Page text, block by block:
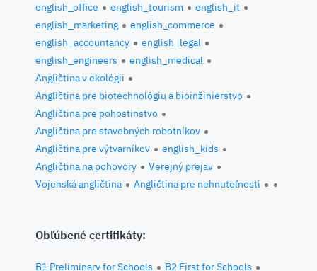
english_office
english_tourism
english_it
english_marketing
english_commerce
english_accountancy
english_legal
english_engineers
english_medical
Angličtina v ekológii
Angličtina pre biotechnológiu a bioinžinierstvo
Angličtina pre pohostinstvo
Angličtina pre stavebných robotníkov
Angličtina pre výtvarníkov
english_kids
Angličtina na pohovory
Verejný prejav
Vojenská angličtina
Angličtina pre nehnuteľnosti
Obľúbené certifikáty:
B1 Preliminary for Schools B2 First for Schools